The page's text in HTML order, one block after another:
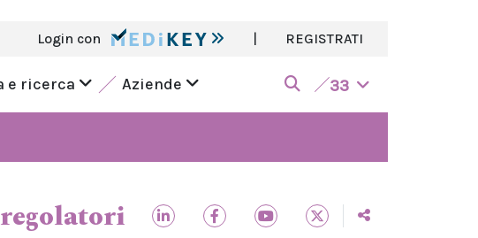
Login con | REGISTRATI
e ricerca Aziende 33